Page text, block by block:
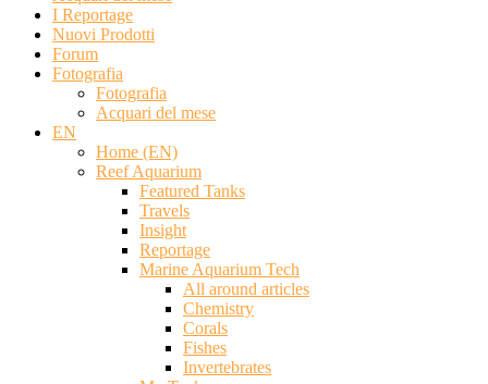
I Reportage
Nuovi Prodotti
Forum
Fotografia
Fotografia
Acquari del mese
EN
Home (EN)
Reef Aquarium
Featured Tanks
Travels
Insight
Reportage
Marine Aquarium Tech
All around articles
Chemistry
Corals
Fishes
Invertebrates